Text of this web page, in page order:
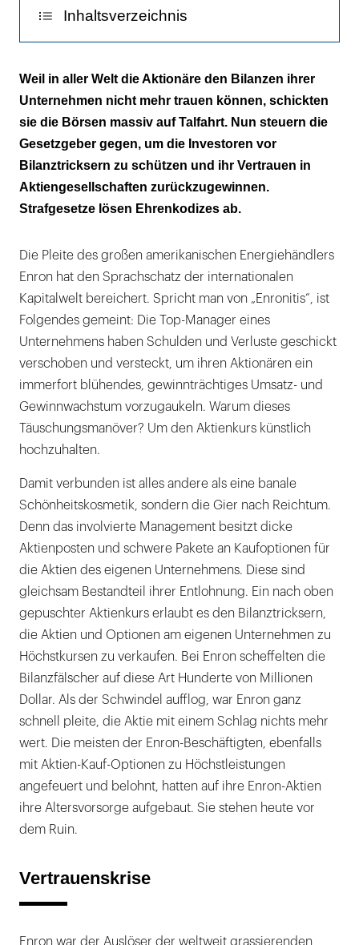
Inhaltsverzeichnis
Vertrauenskrise
Gegenmaßnahmen
Gesetzespaket
Weil in aller Welt die Aktionäre den Bilanzen ihrer
Unternehmen nicht mehr trauen können, schickten
sie die Börsen massiv auf Talfahrt. Nun steuern die
Gesetzgeber gegen, um die Investoren vor
Bilanztricksern zu schützen und ihr Vertrauen in
Aktiengesellschaften zurückzugewinnen.
Strafgesetze lösen Ehrenkodizes ab.
Die Pleite des großen amerikanischen Energiehändlers
Enron hat den Sprachschatz der internationalen
Kapitalwelt bereichert. Spricht man von „Enronitis“, ist
Folgendes gemeint: Die Top-Manager eines
Unternehmens haben Schulden und Verluste geschickt
verschoben und versteckt, um ihren Aktionären ein
immerfort blühendes, gewinnträchtiges Umsatz- und
Gewinnwachstum vorzugaukeln. Warum dieses
Täuschungsmanöver? Um den Aktienkurs künstlich
hochzuhalten.
Damit verbunden ist alles andere als eine banale
Schönheitskosmetik, sondern die Gier nach Reichtum.
Denn das involvierte Management besitzt dicke
Aktienposten und schwere Pakete an Kaufoptionen für
die Aktien des eigenen Unternehmens. Diese sind
gleichsam Bestandteil ihrer Entlohnung. Ein nach oben
gepuschter Aktienkurs erlaubt es den Bilanztricksern,
die Aktien und Optionen am eigenen Unternehmen zu
Höchstkursen zu verkaufen. Bei Enron scheffelten die
Bilanzfälscher auf diese Art Hunderte von Millionen
Dollar. Als der Schwindel aufflog, war Enron ganz
schnell pleite, die Aktie mit einem Schlag nichts mehr
wert. Die meisten der Enron-Beschäftigten, ebenfalls
mit Aktien-Kauf-Optionen zu Höchstleistungen
angefeuert und belohnt, hatten auf ihre Enron-Aktien
ihre Altersvorsorge aufgebaut. Sie stehen heute vor
dem Ruin.
Vertrauenskrise
Enron war der Auslöser der weltweit grassierenden